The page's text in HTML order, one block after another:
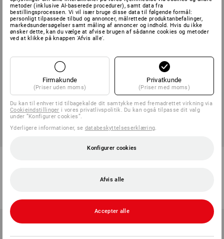
fra
metoder (inklusive AI-baserede procedurer), samt data fra
bestillingsprocessen. Vi vil især bruge disse data til følgende formål:
personligt tilpassede tilbud og annoncer, målrettede produktanbefalinger,
markedsundersøgelser samt måling af annoncer og indhold. Hvis du ikke
ønsker dette, kan du vælge at afvise brugen af sådanne cookies og metoder
ved at klikke på knappen 'Afvis alle'.
Firmakunde
(Priser uden moms)
Privatkunde
(Priser med moms)
Du kan til enhver tid tilbagekalde dit samtykke med fremadrettet virkning via
Cookieindstillinger i vores privatlivspolitik. Du kan også tilpasse dit valg
under ”Konfigurer cookies”.
Yderligere informationer, se databeskyttelseserklæring.
Konfigurer cookies
Afvis alle
Accepter alle